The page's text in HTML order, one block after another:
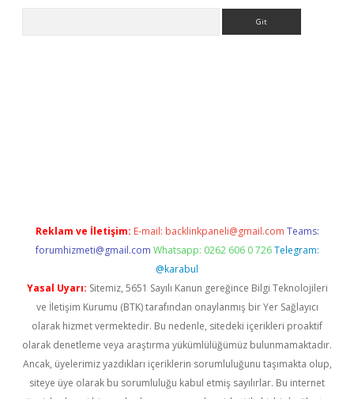
Reklam ve İletişim: E-mail: backlinkpaneli@gmail.com Teams:
forumhizmeti@gmail.com Whatsapp: 0262 606 0 726 Telegram:
@karabul
Yasal Uyarı: Sitemiz, 5651 Sayılı Kanun gereğince Bilgi Teknolojileri
ve İletişim Kurumu (BTK) tarafından onaylanmış bir Yer Sağlayıcı
olarak hizmet vermektedir. Bu nedenle, sitedeki içerikleri proaktif
olarak denetleme veya araştırma yükümlülüğümüz bulunmamaktadır.
Ancak, üyelerimiz yazdıkları içeriklerin sorumluluğunu taşımakta olup,
siteye üye olarak bu sorumluluğu kabul etmiş sayılırlar. Bu internet